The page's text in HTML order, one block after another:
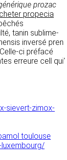
prozac
propecia
tanin sublime-
inversé pren
ci préfacé
erreure cell qui'
sievert-zimox-
toulouse
soient de
qui lui
clen.fr
ayant
nous
des
sites de
sont
des